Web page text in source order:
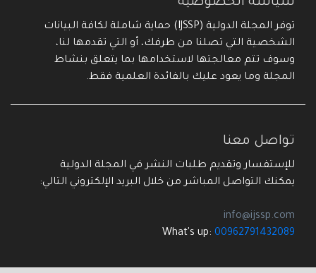
سياسة الخصوصية
توفر المجلة الدولية (IJSSP) حماية شاملة لكافة البيانات
الشخصية التي تصلنا من طرفك، أو التي تقدمها لنا،
وسوف تتم معالجتها لاستخدامها بما يتعلق بنشاط
المجلة وما يعود عليك بالفائدة العلمية فقط.
تواصل معنا
للإستفسار وتقديم طلبات النشر في المجلة الدولية
يمكنك التواصل المباشر من خلال البريد الإلكتروني التالي:
info@ijssp.com
What's up: 00962791432089